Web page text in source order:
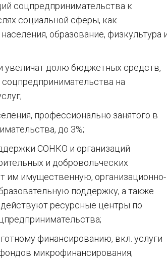
соцпредпринимательства к
социальной сферы, как
образование, физкультура
увеличат долю бюджетных средств,
на
профессионально занятого в
до 3%;
СОНКО и организаций
и добровольческих
им имущественную, организационно-
поддержку, а также
ресурсные центры по
финансированию, вкл. услуги
микрофинансирования;